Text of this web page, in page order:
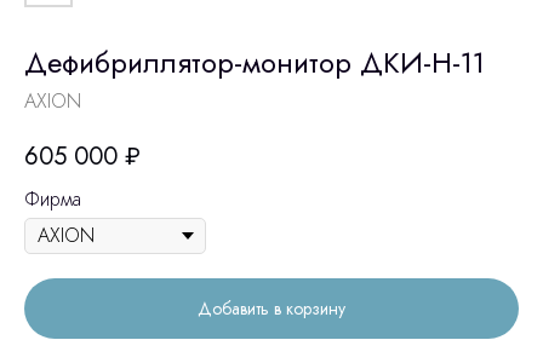
Дефибриллятор-монитор ДКИ-Н-11
AXION
605 000 ₽
Фирма
Добавить в корзину